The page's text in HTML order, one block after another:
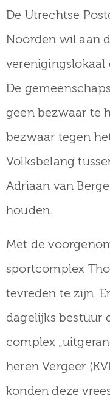
De Utrechtse
Noorden wil aan
De
geen bezwaar te
bezwaar tegen
Volksbelang
Adriaan van
houden.
Met de
sportcomplex
tevreden te zijn.
dagelijks bestuur
complex
heren Vergeer
konden deze